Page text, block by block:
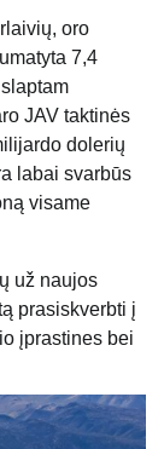
oro
7,4
JAV taktinės
dolerių
labai svarbūs
visame
už naujos
prasiskverbti į
įprastines bei